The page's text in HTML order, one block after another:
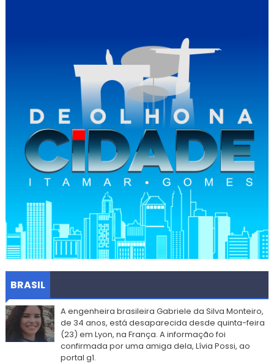
BRASIL
A engenheira brasileira Gabriele da Silva Monteiro,
de 34 anos, está desaparecida desde quinta-feira
(23) em Lyon, na França. A informação foi
confirmada por uma amiga dela, Lívia Possi, ao
portal g1.